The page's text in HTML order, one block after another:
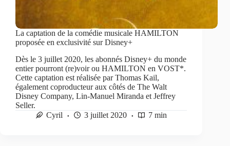
La captation de la comédie musicale HAMILTON
proposée en exclusivité sur Disney+
Dès le 3 juillet 2020, les abonnés Disney+ du monde
entier pourront (re)voir ou HAMILTON en VOST*.
Cette captation est réalisée par Thomas Kail,
également coproducteur aux côtés de The Walt
Disney Company, Lin-Manuel Miranda et Jeffrey
Seller.
Cyril
3 juillet 2020 7 min